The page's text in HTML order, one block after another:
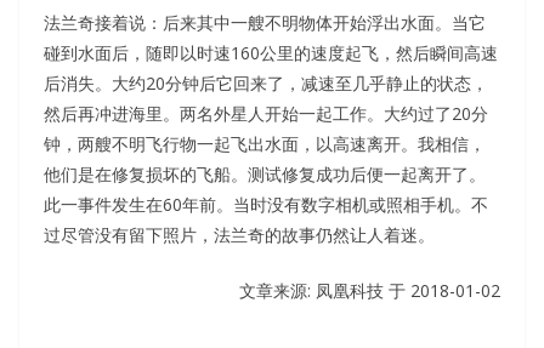
法兰奇接着说：后来其中一艘不明物体开始浮出水面。当它
碰到水面后，随即以时速160公里的速度起飞，然后瞬间高速
后消失。大约20分钟后它回来了，减速至几乎静止的状态，
然后再冲进海里。两名外星人开始一起工作。大约过了20分
钟，两艘不明飞行物一起飞出水面，以高速离开。我相信，
他们是在修复损坏的飞船。测试修复成功后便一起离开了。
此一事件发生在60年前。当时没有数字相机或照相手机。不
过尽管没有留下照片，法兰奇的故事仍然让人着迷。
文章来源: 凤凰科技 于 2018-01-02